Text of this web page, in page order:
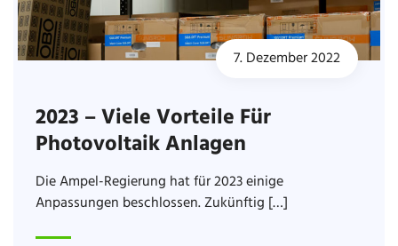
7. Dezember 2022
2023 – Viele Vorteile Für
Photovoltaik Anlagen
Die Ampel-Regierung hat für 2023 einige
Anpassungen beschlossen. Zukünftig […]